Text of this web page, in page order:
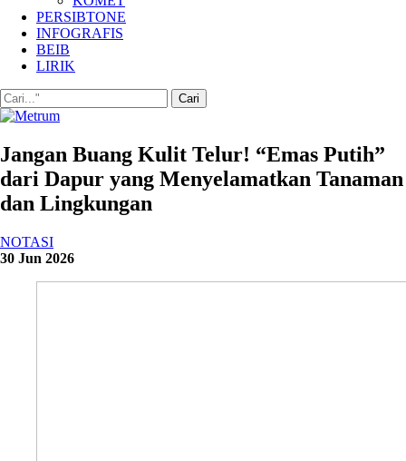
PERSIBTONE
INFOGRAFIS
BEIB
LIRIK
Jangan Buang Kulit Telur! “Emas Putih”
dari Dapur yang Menyelamatkan Tanaman
dan Lingkungan
NOTASI
30 Jun 2026